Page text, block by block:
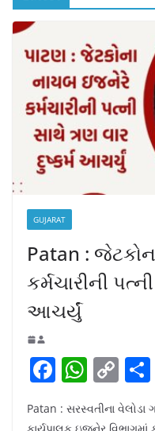
GUJARAT
Patan :
કર્મચારીની
આચર્યું
F
c
W
h
at
C
o
p
Patan : સરસ્વતીના